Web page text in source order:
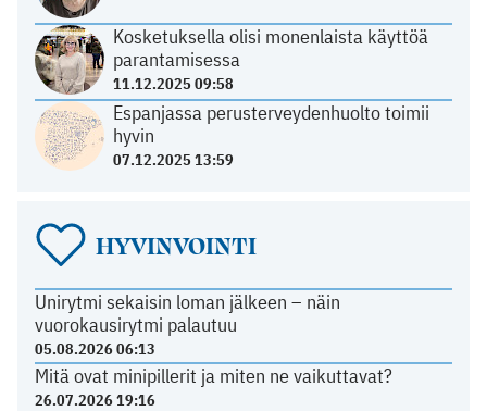
Kosketuksella olisi monenlaista käyttöä
parantamisessa
11.12.2025 09:58
Espanjassa perusterveydenhuolto toimii
hyvin
07.12.2025 13:59
HYVINVOINTI
Unirytmi sekaisin loman jälkeen – näin
vuorokausirytmi palautuu
05.08.2026 06:13
Mitä ovat minipillerit ja miten ne vaikuttavat?
26.07.2026 19:16